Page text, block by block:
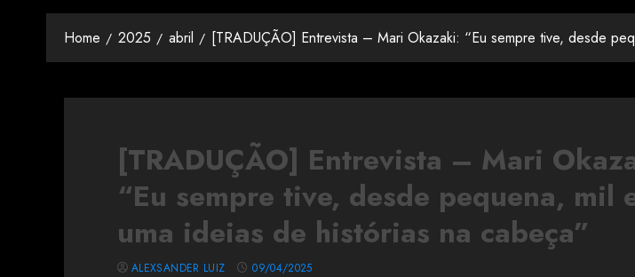
Home 2025 abril [TRADUÇÃO] Entrevista – Mari Okazaki: “Eu sempre tive, desde
[TRADUÇÃO] Entrevista – Mari
“Eu sempre tive, desde pequena, mil
uma ideias de histórias na cabeça”
ALEXSANDER LUIZ 09/04/2025